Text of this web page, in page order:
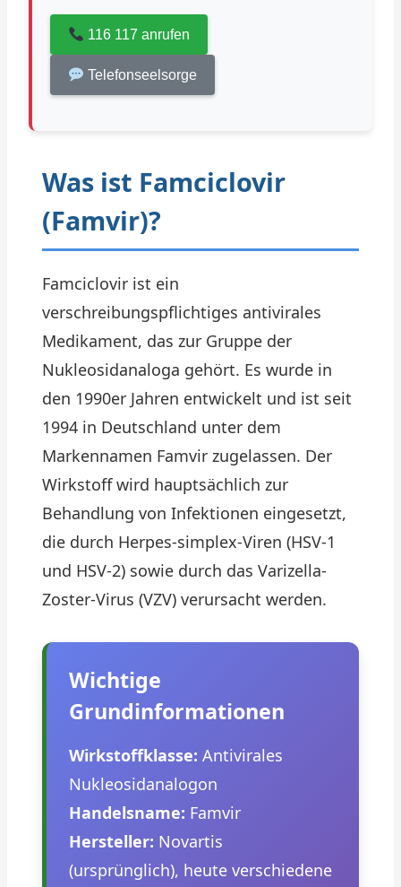
116 117 anrufen
Telefonseelsorge
Was ist Famciclovir
(Famvir)?
Famciclovir ist ein
verschreibungspflichtiges antivirales
Medikament, das zur Gruppe der
Nukleosidanaloga gehört. Es wurde in
den 1990er Jahren entwickelt und ist seit
1994 in Deutschland unter dem
Markennamen Famvir zugelassen. Der
Wirkstoff wird hauptsächlich zur
Behandlung von Infektionen eingesetzt,
die durch Herpes-simplex-Viren (HSV-1
und HSV-2) sowie durch das Varizella-
Zoster-Virus (VZV) verursacht werden.
Wichtige
Grundinformationen
Wirkstoffklasse: Antivirales
Nukleosidanalogon
Handelsname: Famvir
Hersteller: Novartis
(ursprünglich), heute verschiedene